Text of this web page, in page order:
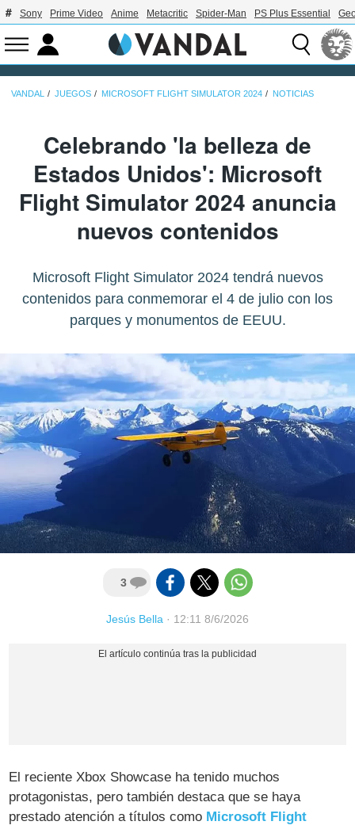
Sony Prime Video Anime Metacritic Spider-Man PS Plus Essential
VANDAL JUEGOS MICROSOFT FLIGHT SIMULATOR 2024 NOTICIAS
Celebrando 'la belleza de
Estados Unidos': Microsoft
Flight Simulator 2024 anuncia
nuevos contenidos
Microsoft Flight Simulator 2024 tendrá nuevos
contenidos para conmemorar el 4 de julio con los
parques y monumentos de EEUU.
3
Jesús Bella · 12:11 8/6/2026
El reciente Xbox Showcase ha tenido muchos
protagonistas, pero también destaca que se haya
prestado atención a títulos como Microsoft Flight